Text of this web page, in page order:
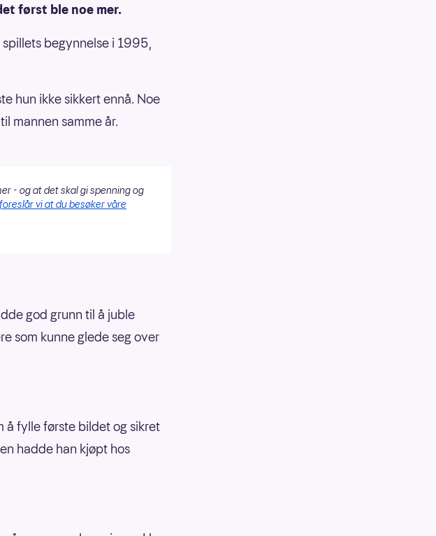
først ble noe mer.
begynnelse i 1995,
hun ikke sikkert ennå. Noe
mannen samme år.
- og at det skal gi spenning og
vi at du besøker våre
god grunn til å juble
som kunne glede seg over
å fylle første bildet og sikret
hadde han kjøpt hos